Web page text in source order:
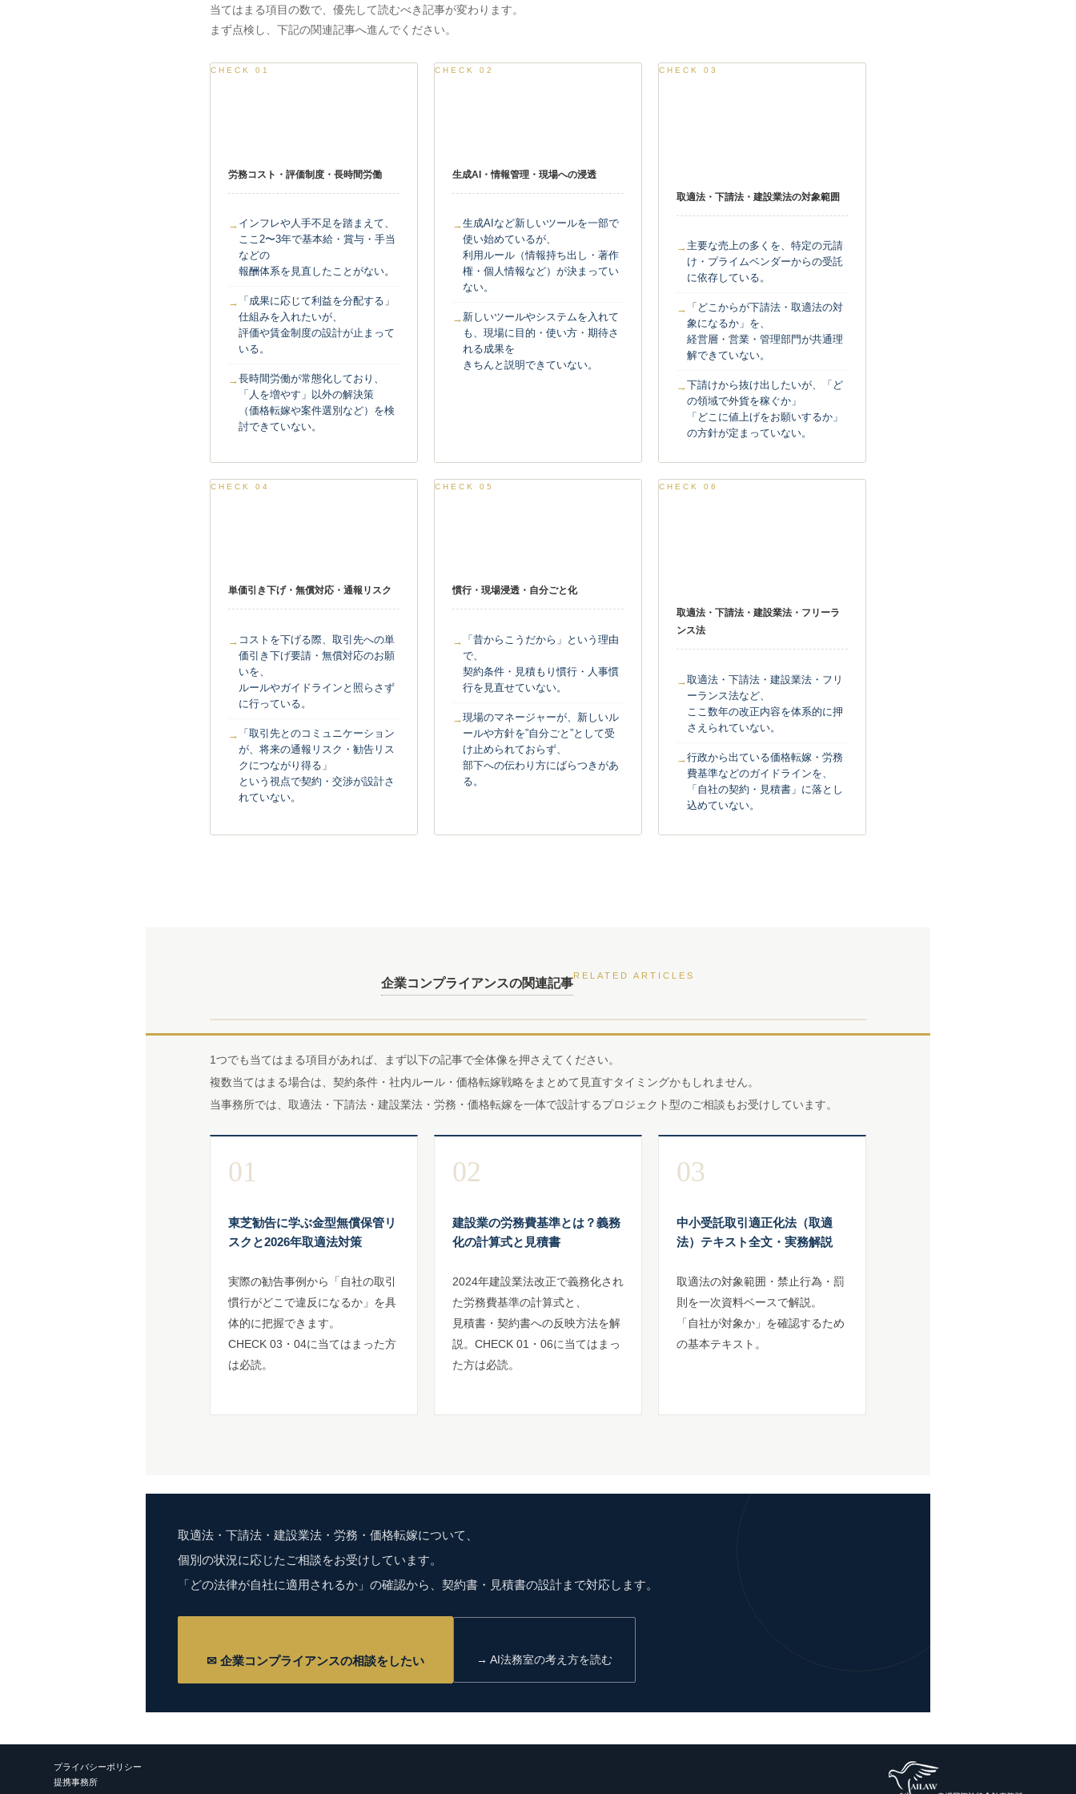
当てはまる項目の数で、優先して読むべき記事が変わります。
まず点検し、下記の関連記事へ進んでください。
CHECK 01
労務コスト・評価制度・長時間労働
インフレや人手不足を踏まえて、
ここ2〜3年で基本給・賞与・手当
などの
報酬体系を見直したことがない。
「成果に応じて利益を分配する」
仕組みを入れたいが、
評価や賃金制度の設計が止まって
いる。
長時間労働が常態化しており、
「人を増やす」以外の解決策
（価格転嫁や案件選別など）を検
討できていない。
CHECK 02
生成AI・情報管理・現場への浸透
生成AIなど新しいツールを一部で
使い始めているが、
利用ルール（情報持ち出し・著作
権・個人情報など）が決まってい
ない。
新しいツールやシステムを入れて
も、現場に目的・使い方・期待さ
れる成果を
きちんと説明できていない。
CHECK 03
取適法・下請法・建設業法の対象範囲
主要な売上の多くを、特定の元請
け・プライムベンダーからの受託
に依存している。
「どこからが下請法・取適法の対
象になるか」を、
経営層・営業・管理部門が共通理
解できていない。
下請けから抜け出したいが、「ど
の領域で外貨を稼ぐか」
「どこに値上げをお願いするか」
の方針が定まっていない。
CHECK 04
単価引き下げ・無償対応・通報リスク
コストを下げる際、取引先への単
価引き下げ要請・無償対応のお願
いを、
ルールやガイドラインと照らさず
に行っている。
「取引先とのコミュニケーション
が、将来の通報リスク・勧告リス
クにつながり得る」
という視点で契約・交渉が設計さ
れていない。
CHECK 05
慣行・現場浸透・自分ごと化
「昔からこうだから」という理由
で、
契約条件・見積もり慣行・人事慣
行を見直せていない。
現場のマネージャーが、新しいル
ールや方針を”自分ごと”として受
け止められておらず、
部下への伝わり方にばらつきがあ
る。
CHECK 06
取適法・下請法・建設業法・フリーラ
ンス法
取適法・下請法・建設業法・フリ
ーランス法など、
ここ数年の改正内容を体系的に押
さえられていない。
行政から出ている価格転嫁・労務
費基準などのガイドラインを、
「自社の契約・見積書」に落とし
込めていない。
企業コンプライアンスの関連記事
RELATED ARTICLES
1つでも当てはまる項目があれば、まず以下の記事で全体像を押さえてください。
複数当てはまる場合は、契約条件・社内ルール・価格転嫁戦略をまとめて見直すタイミングかもしれません。
当事務所では、取適法・下請法・建設業法・労務・価格転嫁を一体で設計するプロジェクト型のご相談もお受けしています。
01
東芝勧告に学ぶ金型無償保管リ
スクと2026年取適法対策
実際の勧告事例から「自社の取引
慣行がどこで違反になるか」を具
体的に把握できます。
CHECK 03・04に当てはまった方
は必読。
02
建設業の労務費基準とは？義務
化の計算式と見積書
2024年建設業法改正で義務化され
た労務費基準の計算式と、
見積書・契約書への反映方法を解
説。CHECK 01・06に当てはまっ
た方は必読。
03
中小受託取引適正化法（取適
法）テキスト全文・実務解説
取適法の対象範囲・禁止行為・罰
則を一次資料ベースで解説。
「自社が対象か」を確認するため
の基本テキスト。
取適法・下請法・建設業法・労務・価格転嫁について、
個別の状況に応じたご相談をお受けしています。
「どの法律が自社に適用されるか」の確認から、契約書・見積書の設計まで対応します。
✉ 企業コンプライアンスの相談をしたい → AI法務室の考え方を読む
プライバシーポリシー
提携事務所